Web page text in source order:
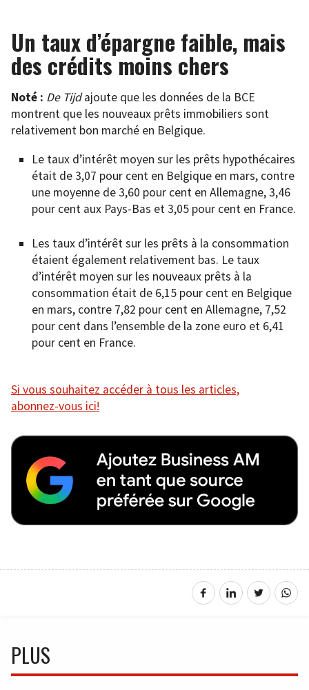
Un taux d’épargne faible, mais
des crédits moins chers
Noté : De Tijdajoute que les données de la BCE
montrent que les nouveaux prêts immobiliers sont
relativement bon marché en Belgique.
Le taux d’intérêt moyen sur les prêts hypothécaires
était de 3,07 pour cent en Belgique en mars, contre
une moyenne de 3,60 pour cent en Allemagne, 3,46
pour cent aux Pays-Bas et 3,05 pour cent en France.
Les taux d’intérêt sur les prêts à la consommation
étaient également relativement bas. Le taux
d’intérêt moyen sur les nouveaux prêts à la
consommation était de 6,15 pour cent en Belgique
en mars, contre 7,82 pour cent en Allemagne, 7,52
pour cent dans l’ensemble de la zone euro et 6,41
pour cent en France.
Si vous souhaitez accéder à tous les articles,
abonnez-vous ici!
PLUS